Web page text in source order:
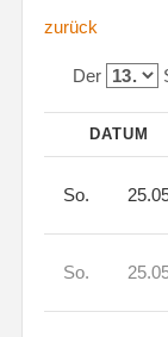
zurück
Der
DATUM
So.
So.